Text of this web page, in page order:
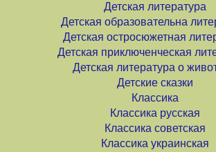
Детская литература
Детская образовательна
Детская остросюжетная
Детская приключенческая
Детская литература о
Детские сказки
Классика
Классика русская
Классика советская
Классика украинская